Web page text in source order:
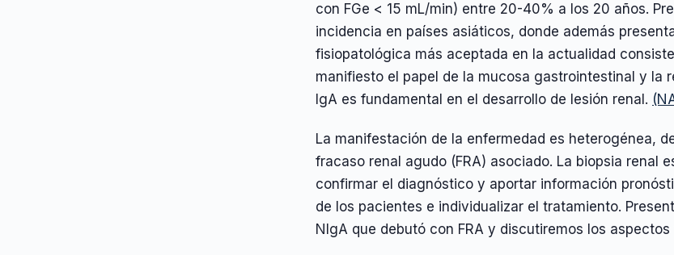
con FGe < 15 mL/min) entre 20-40% a los 20 años.
incidencia en países asiáticos, donde además
fisiopatológica más aceptada en la actualidad
manifiesto el papel de la mucosa gastrointestinal y la
IgA es fundamental en el desarrollo de lesión renal.
La manifestación de la enfermedad es heterogénea,
fracaso renal agudo (FRA) asociado. La biopsia renal
confirmar el diagnóstico y aportar información
de los pacientes e individualizar el tratamiento.
NIgA que debutó con FRA y discutiremos los